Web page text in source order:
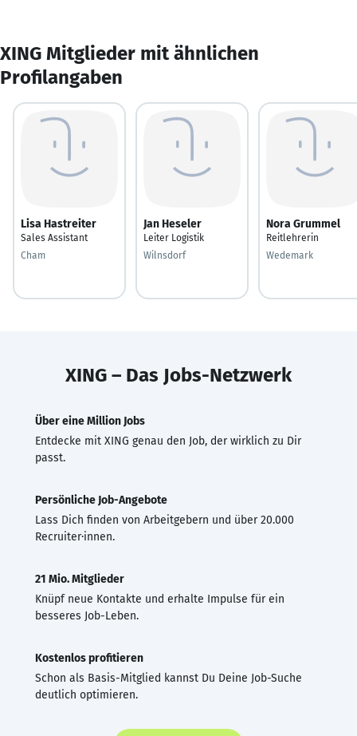
XING Mitglieder mit ähnlichen
Profilangaben
Lisa Hastreiter
Sales Assistant
Cham
Jan Heseler
Leiter Logistik
Wilnsdorf
Nora Grummel
Reitlehrerin
Wedemark
XING – Das Jobs-Netzwerk
Über eine Million Jobs
Entdecke mit XING genau den Job, der wirklich zu Dir
passt.
Persönliche Job-Angebote
Lass Dich finden von Arbeitgebern und über 20.000
Recruiter·innen.
21 Mio. Mitglieder
Knüpf neue Kontakte und erhalte Impulse für ein
besseres Job-Leben.
Kostenlos profitieren
Schon als Basis-Mitglied kannst Du Deine Job-Suche
deutlich optimieren.